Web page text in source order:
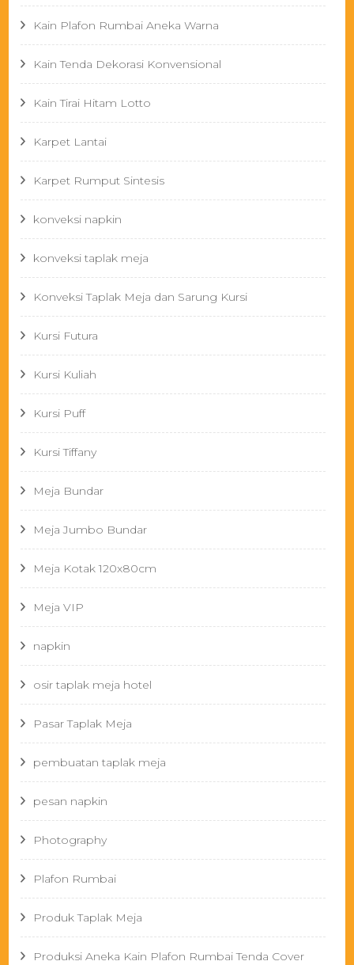
Kain Plafon Rumbai Aneka Warna
Kain Tenda Dekorasi Konvensional
Kain Tirai Hitam Lotto
Karpet Lantai
Karpet Rumput Sintesis
konveksi napkin
konveksi taplak meja
Konveksi Taplak Meja dan Sarung Kursi
Kursi Futura
Kursi Kuliah
Kursi Puff
Kursi Tiffany
Meja Bundar
Meja Jumbo Bundar
Meja Kotak 120x80cm
Meja VIP
napkin
osir taplak meja hotel
Pasar Taplak Meja
pembuatan taplak meja
pesan napkin
Photography
Plafon Rumbai
Produk Taplak Meja
Produksi Aneka Kain Plafon Rumbai Tenda Cover